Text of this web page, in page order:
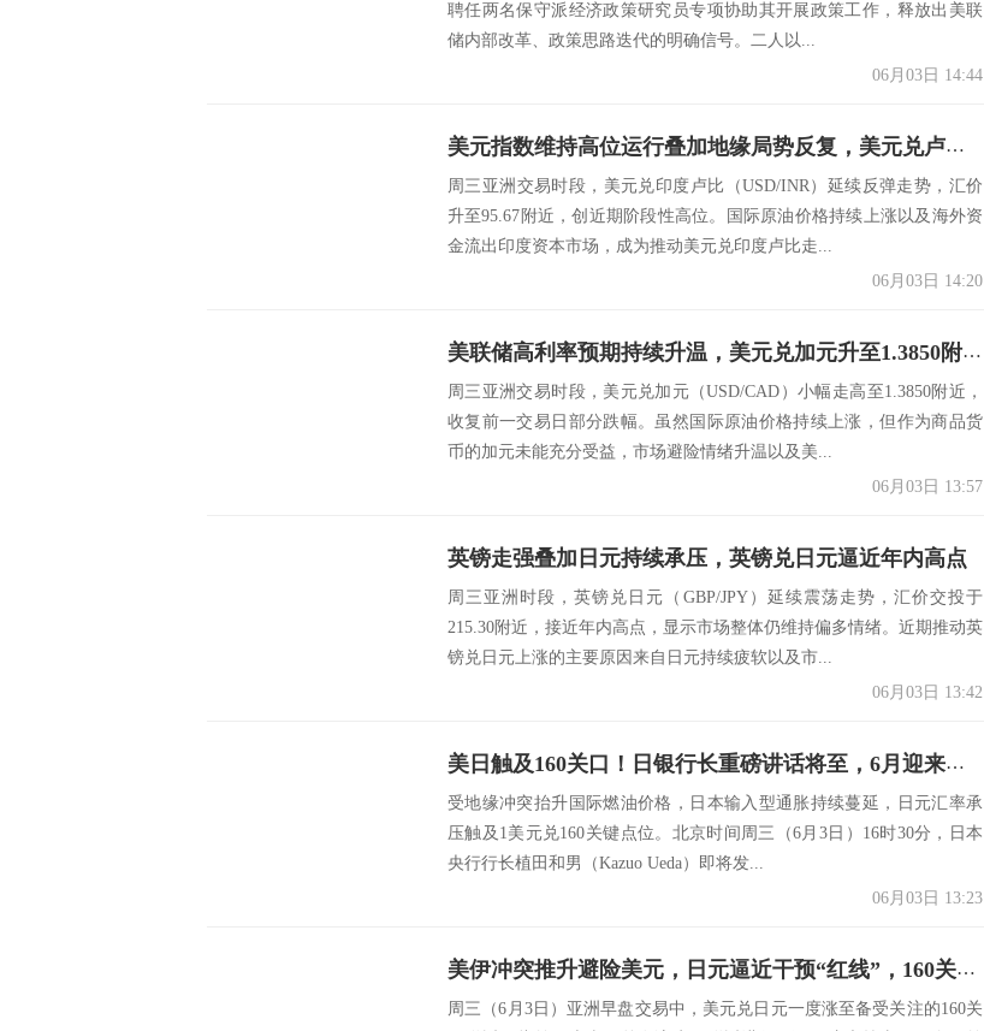
聘任两名保守派经济政策研究员专项协助其开展政策工作，释放出美联
储内部改革、政策思路迭代的明确信号。二人以...
06月03日 14:44
美元指数维持高位运行叠加地缘局势反复，美元兑卢比大幅反弹
周三亚洲交易时段，美元兑印度卢比（USD/INR）延续反弹走势，汇价
升至95.67附近，创近期阶段性高位。国际原油价格持续上涨以及海外资
金流出印度资本市场，成为推动美元兑印度卢比走...
06月03日 14:20
美联储高利率预期持续升温，美元兑加元升至1.3850附近
周三亚洲交易时段，美元兑加元（USD/CAD）小幅走高至1.3850附近，
收复前一交易日部分跌幅。虽然国际原油价格持续上涨，但作为商品货
币的加元未能充分受益，市场避险情绪升温以及美...
06月03日 13:57
英镑走强叠加日元持续承压，英镑兑日元逼近年内高点
周三亚洲时段，英镑兑日元（GBP/JPY）延续震荡走势，汇价交投于
215.30附近，接近年内高点，显示市场整体仍维持偏多情绪。近期推动英
镑兑日元上涨的主要原因来自日元持续疲软以及市...
06月03日 13:42
美日触及160关口！日银行长重磅讲话将至，6月迎来加息窗口期
受地缘冲突抬升国际燃油价格，日本输入型通胀持续蔓延，日元汇率承
压触及1美元兑160关键点位。北京时间周三（6月3日）16时30分，日本
央行行长植田和男（Kazuo Ueda）即将发...
06月03日 13:23
美伊冲突推升避险美元，日元逼近干预“红线”，160关口近在咫尺
周三（6月3日）亚洲早盘交易中，美元兑日元一度涨至备受关注的160关